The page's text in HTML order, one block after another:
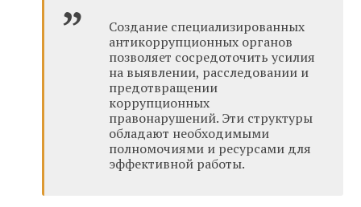
Создание специализированных
антикоррупционных органов
позволяет сосредоточить усилия
на выявлении, расследовании и
предотвращении
коррупционных
правонарушений. Эти структуры
обладают необходимыми
полномочиями и ресурсами для
эффективной работы.